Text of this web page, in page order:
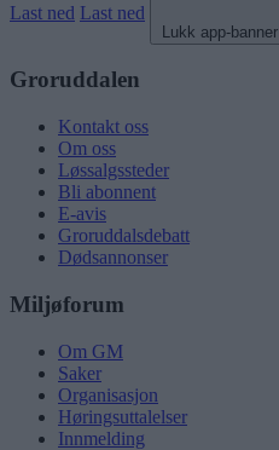
Last ned Last ned
Lukk app-banner
Groruddalen
Kontakt oss
Om oss
Løssalgssteder
Bli abonnent
E-avis
Groruddalsdebatt
Dødsannonser
Miljøforum
Om GM
Saker
Organisasjon
Høringsuttalelser
Innmelding